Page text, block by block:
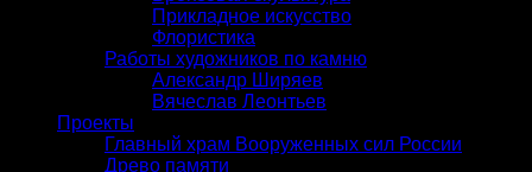
Прикладное искусство
Флористика
Работы художников по камню
Александр Ширяев
Вячеслав Леонтьев
Проекты
Главный храм Вооруженных сил России
Древо памяти